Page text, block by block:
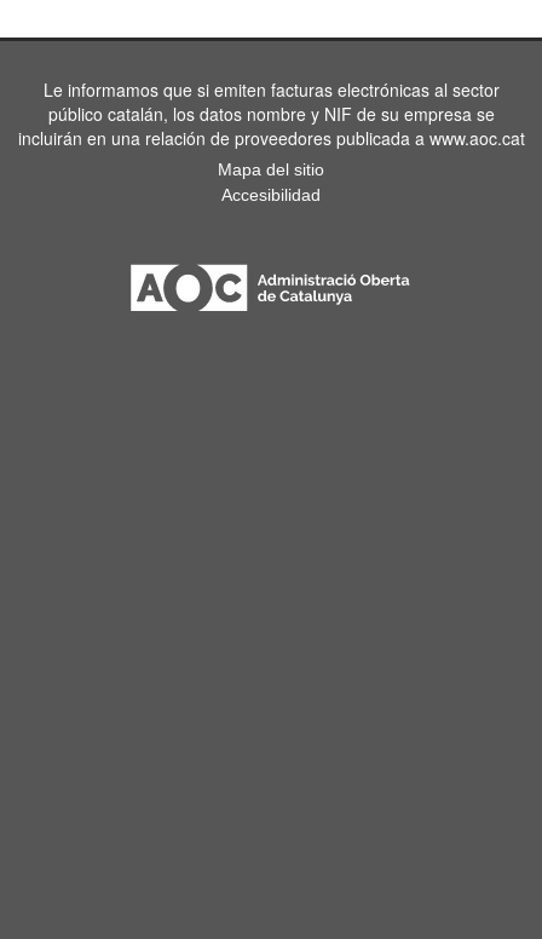
Le informamos que si emiten facturas electrónicas al sector
público catalán, los datos nombre y NIF de su empresa se
incluirán en una relación de proveedores publicada a www.aoc.cat
Mapa del sitio
Accesibilidad